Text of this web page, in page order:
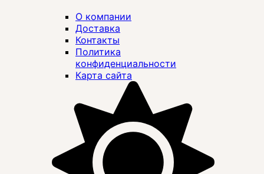
О компании
Доставка
Контакты
Политика
конфиденциальности
Карта сайта